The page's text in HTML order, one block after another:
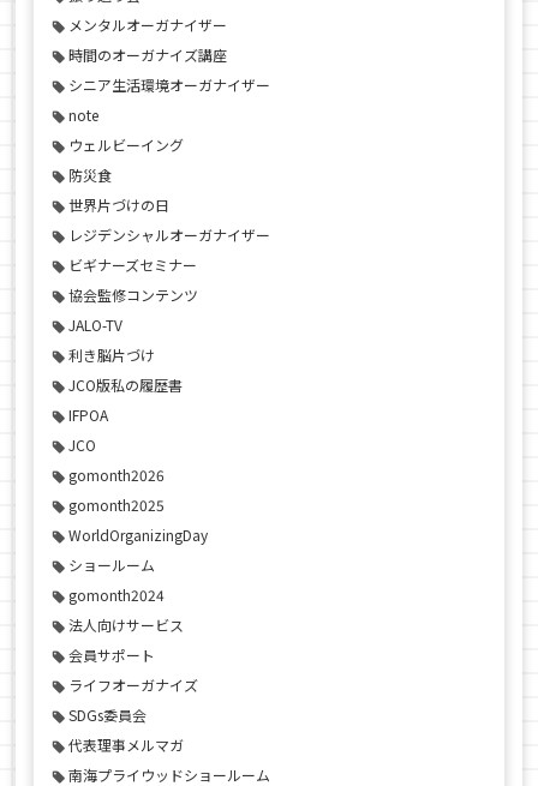
メンタルオーガナイザー
時間のオーガナイズ講座
シニア生活環境オーガナイザー
note
ウェルビーイング
防災食
世界片づけの日
レジデンシャルオーガナイザー
ビギナーズセミナー
協会監修コンテンツ
JALO-TV
利き脳片づけ
JCO版私の履歴書
IFPOA
JCO
gomonth2026
gomonth2025
WorldOrganizingDay
ショールーム
gomonth2024
法人向けサービス
会員サポート
ライフオーガナイズ
SDGs委員会
代表理事メルマガ
南海プライウッドショールーム